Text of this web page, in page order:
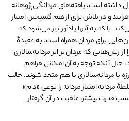
داشته است، یافته‌های مردانگی‌پژوهانه
و در تلاش برای از هم گسیختن امتیاز
بلکه به آنها یادآور نیز می‌شود که
برای مردان همراه است. به عقیدۀ
از زیان‌هایی که مردان بر اثر مردانه‌سالاری
آنکه توجه به آن امکانی فراهم
با مردانه‌سالاری با هم متحد شوند. جالب
مردانه امتیاز مردانه را نوعی «دام»
قدرت بیشتر، عاقبت در آن گرفتار